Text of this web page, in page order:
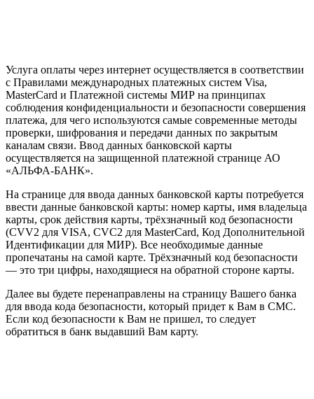
Услуга оплаты через интернет осуществляется в соответствии
с Правилами международных платежных систем Visa,
MasterCard и Платежной системы МИР на принципах
соблюдения конфиденциальности и безопасности совершения
платежа, для чего используются самые современные методы
проверки, шифрования и передачи данных по закрытым
каналам связи. Ввод данных банковской карты
осуществляется на защищенной платежной странице АО
«АЛЬФА-БАНК».
На странице для ввода данных банковской карты потребуется
ввести данные банковской карты: номер карты, имя владельца
карты, срок действия карты, трёхзначный код безопасности
(CVV2 для VISA, CVC2 для MasterCard, Код Дополнительной
Идентификации для МИР). Все необходимые данные
пропечатаны на самой карте. Трёхзначный код безопасности
— это три цифры, находящиеся на обратной стороне карты.
Далее вы будете перенаправлены на страницу Вашего банка
для ввода кода безопасности, который придет к Вам в СМС.
Если код безопасности к Вам не пришел, то следует
обратиться в банк выдавший Вам карту.